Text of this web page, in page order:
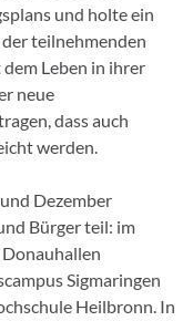
und holte ein
teilnehmenden
Leben in ihrer
neue
dass auch
werden.
Dezember
Bürger teil: im
Sigmaringen
Heilbronn. In